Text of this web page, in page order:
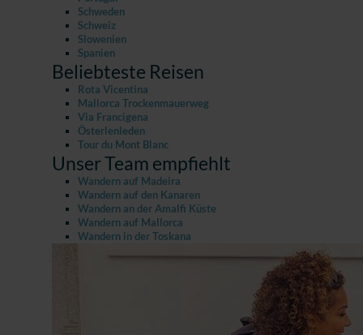
Schweden
Schweiz
Slowenien
Spanien
Beliebteste Reisen
Rota Vicentina
Mallorca Trockenmauerweg
Via Francigena
Österlenleden
Tour du Mont Blanc
Unser Team empfiehlt
Wandern auf Madeira
Wandern auf den Kanaren
Wandern an der Amalfi Küste
Wandern auf Mallorca
Wandern in der Toskana